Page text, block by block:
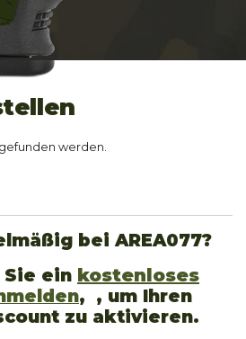
werden.
bei AREA077?
ein kostenloses
, , um Ihren
zu aktivieren.